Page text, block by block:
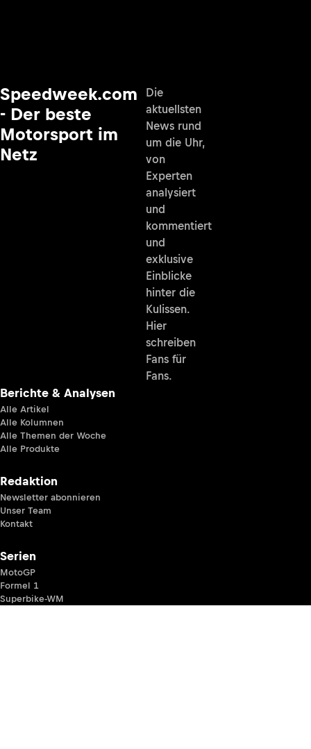
Speedweek.com
- Der beste
Motorsport im
Netz
Die
aktuellsten
News rund
um die Uhr,
von
Experten
analysiert
und
kommentiert
und
exklusive
Einblicke
hinter die
Kulissen.
Hier
schreiben
Fans für
Fans.
Berichte & Analysen
Alle Artikel
Alle Kolumnen
Alle Themen der Woche
Alle Produkte
Redaktion
Newsletter abonnieren
Unser Team
Kontakt
Serien
MotoGP
Formel 1
Superbike-WM